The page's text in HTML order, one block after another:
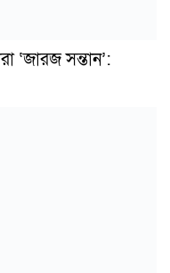
‘জারজ সন্তান’: